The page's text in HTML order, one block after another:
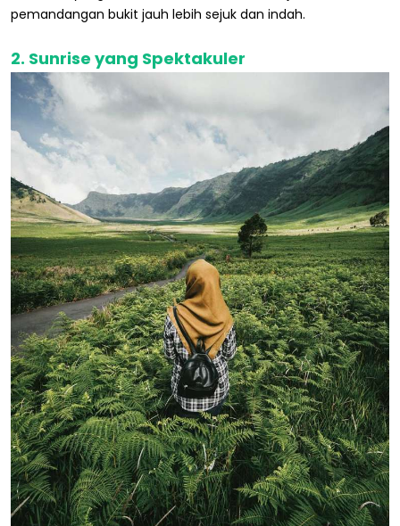
pemandangan bukit jauh lebih sejuk dan indah.
2. Sunrise yang Spektakuler